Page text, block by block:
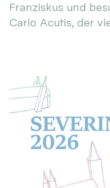
Franziskus und
Carlo Acutis, der